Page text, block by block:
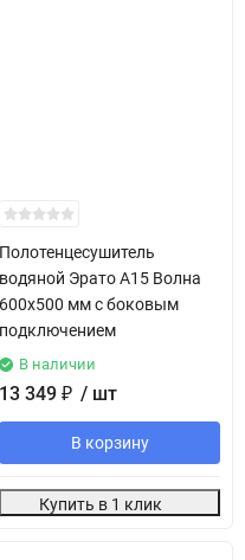
Полотенцесушитель
водяной Эрато А15 Волна
600х500 мм с боковым
подключением
В наличии
13 349 ₽ / шт
В корзину
Купить в 1 клик